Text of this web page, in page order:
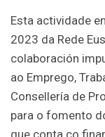
Esta actividade
2023 da Rede
colaboración
ao Emprego,
Consellería de
para o fomento